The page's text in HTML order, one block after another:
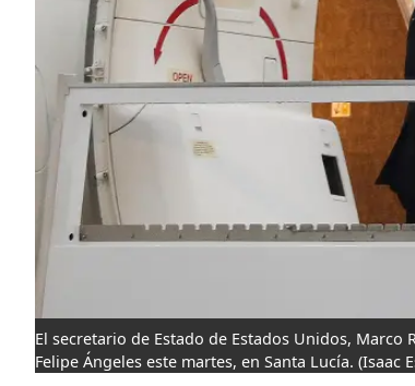
El secretario de Estado de Estados Unidos,
Felipe Ángeles este martes, en Santa Lucía. (Isaac